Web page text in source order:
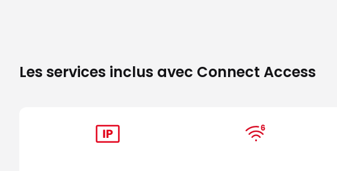
Les services inclus avec Connect Access